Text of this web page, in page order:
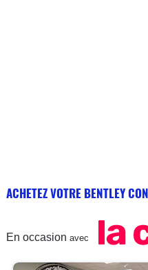
ACHETEZ VOTRE BENTLEY
En occasion avec